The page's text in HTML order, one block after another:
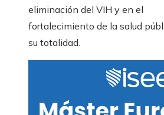
eliminación del VIH y en el
fortalecimiento de la salud
su totalidad.